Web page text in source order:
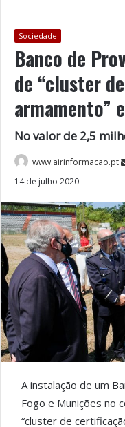
Sociedade
Banco de
de “cluster
armamento”
No valor de 2,5
www.airinformacao.pt
14 de julho 2020
A instalação de um
Fogo e Munições no
“cluster de